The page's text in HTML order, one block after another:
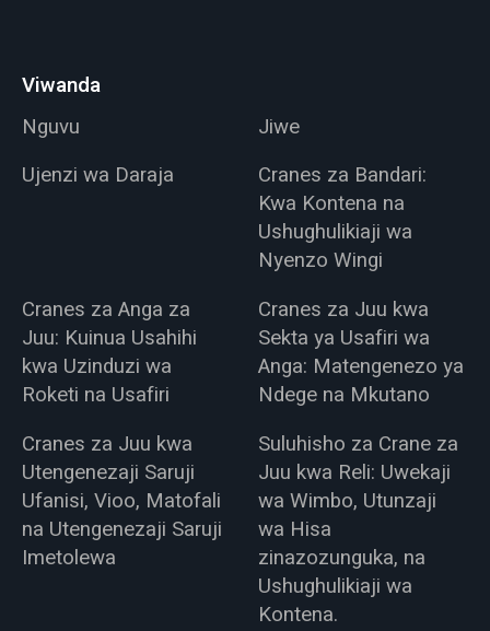
Viwanda
Nguvu
Jiwe
Ujenzi wa Daraja
Cranes za Bandari:
Kwa Kontena na
Ushughulikiaji wa
Nyenzo Wingi
Cranes za Anga za
Juu: Kuinua Usahihi
kwa Uzinduzi wa
Roketi na Usafiri
Cranes za Juu kwa
Sekta ya Usafiri wa
Anga: Matengenezo ya
Ndege na Mkutano
Cranes za Juu kwa
Utengenezaji Saruji
Ufanisi, Vioo, Matofali
na Utengenezaji Saruji
Imetolewa
Suluhisho za Crane za
Juu kwa Reli: Uwekaji
wa Wimbo, Utunzaji
wa Hisa
zinazozunguka, na
Ushughulikiaji wa
Kontena.